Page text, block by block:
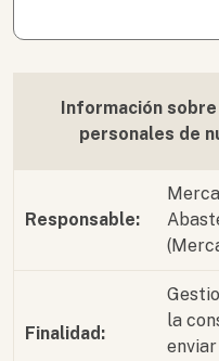
Información
personales de
Responsable:
Finalidad:
la